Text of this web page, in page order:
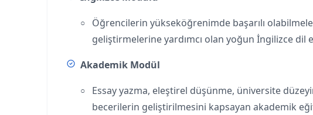
Öğrencilerin yükseköğrenimde başarılı
geliştirmelerine yardımcı olan yoğun İngilizce dil
Akademik Modül
Essay yazma, eleştirel düşünme, üniversite
becerilerin geliştirilmesini kapsayan akademik